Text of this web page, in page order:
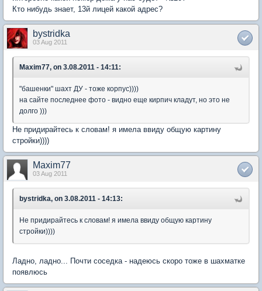
Кто нибудь знает, 13й лицей какой адрес?
bystridka
03 Aug 2011
Maxim77, on 3.08.2011 - 14:11:
"башенки" шахт ДУ - тоже корпус))))
на сайте последнее фото - видно еще кирпич кладут, но это не
долго )))
Не придирайтесь к словам! я имела ввиду общую картину
стройки))))
Maxim77
03 Aug 2011
bystridka, on 3.08.2011 - 14:13:
Не придирайтесь к словам! я имела ввиду общую картину
стройки))))
Ладно, ладно... Почти соседка - надеюсь скоро тоже в шахматке
появлюсь